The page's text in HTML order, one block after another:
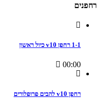
רחפנים
1-1 רחפן v10 כיול ראשון
00:00
רחפן v10 להבים פרופלורים